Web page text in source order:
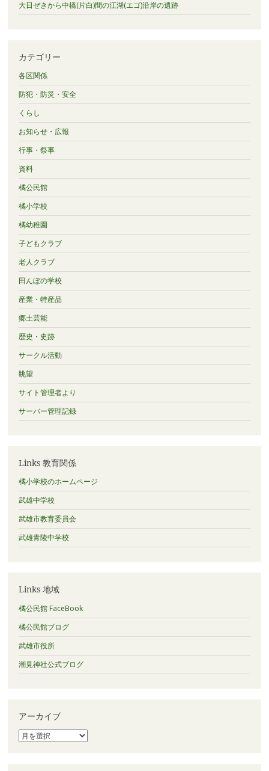
大日ぜきから中橋(片白)間の江湖(エゴ)沿岸の遺跡
カテゴリー
各区関係
防犯・防災・安全
くらし
お知らせ・広報
行事・祭事
資料
橘公民館
橘小学校
橘幼稚園
子どもクラブ
老人クラブ
田んぼの学校
産業・特産品
郷土芸能
歴史・史跡
サークル活動
眺望
サイト管理者より
サーバー管理記録
Links 教育関係
橘小学校のホームページ
武雄中学校
武雄市教育委員会
武雄青陵中学校
Links 地域
橘公民館 FaceBook
橘公民館ブログ
武雄市役所
潮見神社公式ブログ
アーカイブ
ア
ー